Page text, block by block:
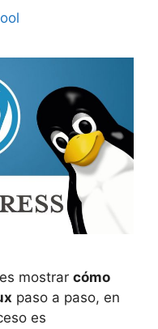
mostrar cómo
paso a paso, en
es